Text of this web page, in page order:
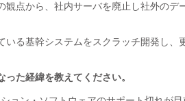
観点から、社内サーバを廃止し社外の
る基幹システムをスクラッチ開発し
た経緯を教えてください。